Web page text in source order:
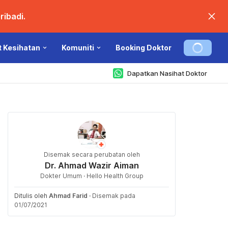
Kesihatan Komuniti Booking Doktor
Dapatkan Nasihat Doktor
Disemak secara perubatan oleh
Dr. Ahmad Wazir Aiman
Dokter Umum · Hello Health Group
Ditulis oleh Ahmad Farid · Disemak pada
01/07/2021